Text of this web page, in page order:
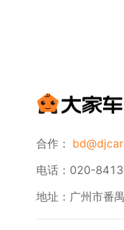
合作：
电话：020-
地址：广州市番